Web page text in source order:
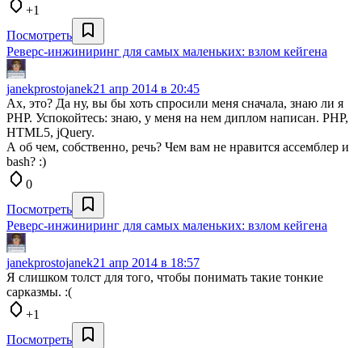
+1
Посмотреть
Реверс-инжиниринг для самых маленьких: взлом кейгена
janekprostojanek21 апр 2014 в 20:45
Ах, это? Да ну, вы бы хоть спросили меня сначала, знаю ли я
PHP. Успокойтесь: знаю, у меня на нем диплом написан. РНР,
HTML5, jQuery.
А об чем, собственно, речь? Чем вам не нравится ассемблер и
bash? :)
0
Посмотреть
Реверс-инжиниринг для самых маленьких: взлом кейгена
janekprostojanek21 апр 2014 в 18:57
Я слишком толст для того, чтобы понимать такие тонкие
сарказмы. :(
+1
Посмотреть